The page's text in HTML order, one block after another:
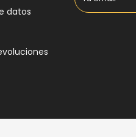
datos